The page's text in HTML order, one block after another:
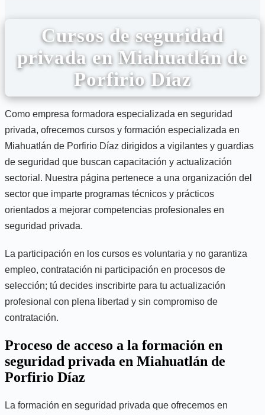
Cursos de seguridad
privada en Miahuatlán de
Porfirio Díaz
Como empresa formadora especializada en seguridad
privada, ofrecemos cursos y formación especializada en
Miahuatlán de Porfirio Díaz dirigidos a vigilantes y guardias
de seguridad que buscan capacitación y actualización
sectorial. Nuestra página pertenece a una organización del
sector que imparte programas técnicos y prácticos
orientados a mejorar competencias profesionales en
seguridad privada.
La participación en los cursos es voluntaria y no garantiza
empleo, contratación ni participación en procesos de
selección; tú decides inscribirte para tu actualización
profesional con plena libertad y sin compromiso de
contratación.
Proceso de acceso a la formación en
seguridad privada en Miahuatlán de
Porfirio Díaz
La formación en seguridad privada que ofrecemos en